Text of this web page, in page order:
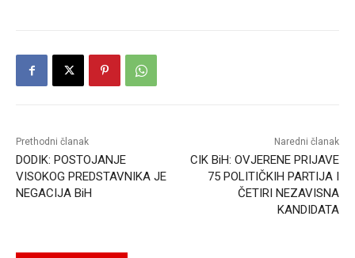
Prethodni članak
DODIK: POSTOJANJE
VISOKOG PREDSTAVNIKA JE
NEGACIJA BiH
Naredni članak
CIK BiH: OVJERENE PRIJAVE
75 POLITIČKIH PARTIJA I
ČETIRI NEZAVISNA
KANDIDATA